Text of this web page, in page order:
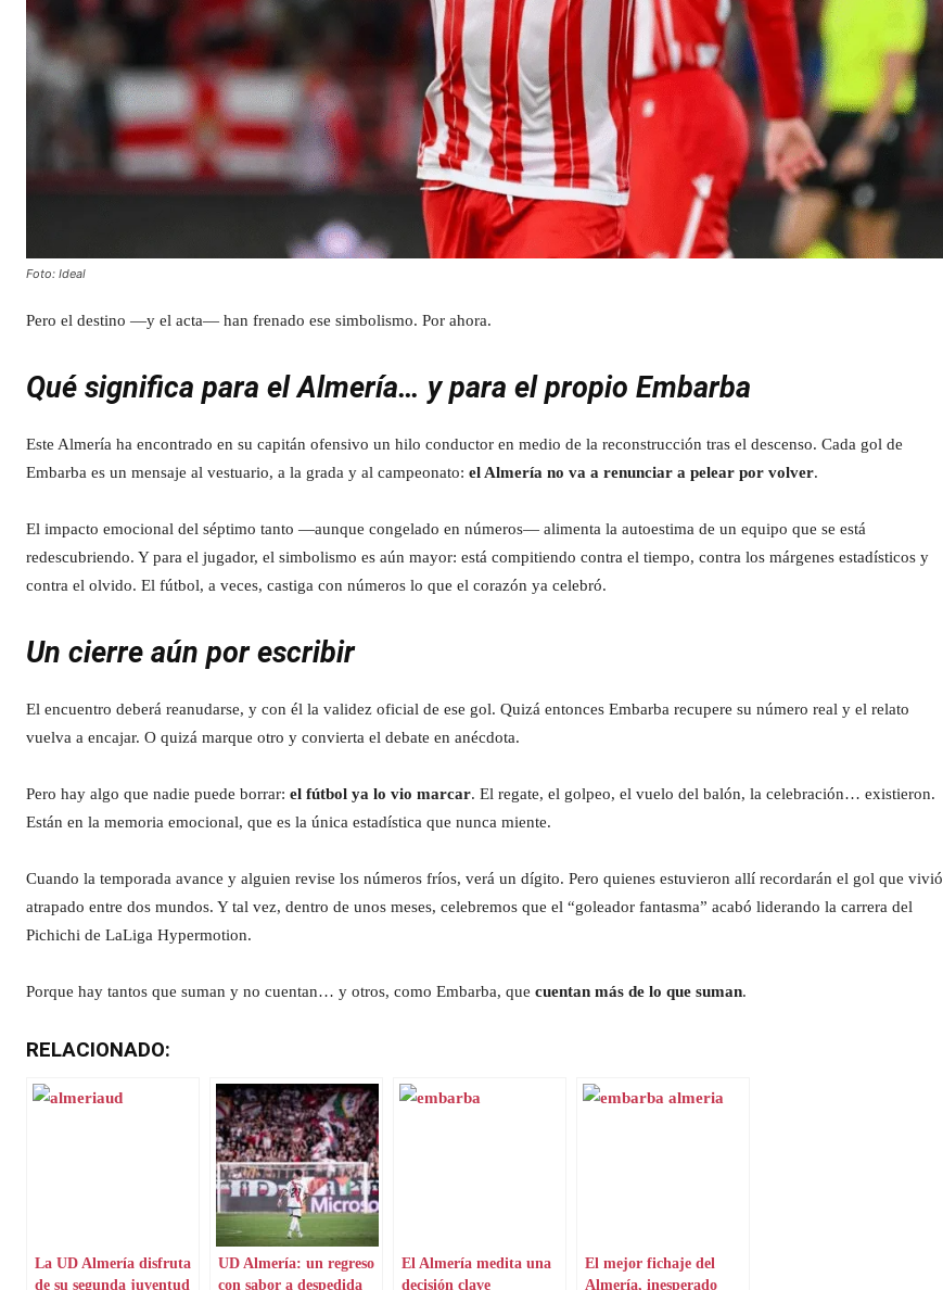
Foto: Ideal
Pero el destino —y el acta— han frenado ese simbolismo. Por ahora.
Qué significa para el Almería… y para el propio Embarba
Este Almería ha encontrado en su capitán ofensivo un hilo conductor en medio de la reconstrucción tras el descenso. Cada gol de
Embarba es un mensaje al vestuario, a la grada y al campeonato: el Almería no va a renunciar a pelear por volver.
El impacto emocional del séptimo tanto —aunque congelado en números— alimenta la autoestima de un equipo que se está
redescubriendo. Y para el jugador, el simbolismo es aún mayor: está compitiendo contra el tiempo, contra los márgenes estadísticos y
contra el olvido. El fútbol, a veces, castiga con números lo que el corazón ya celebró.
Un cierre aún por escribir
El encuentro deberá reanudarse, y con él la validez oficial de ese gol. Quizá entonces Embarba recupere su número real y el relato
vuelva a encajar. O quizá marque otro y convierta el debate en anécdota.
Pero hay algo que nadie puede borrar: el fútbol ya lo vio marcar. El regate, el golpeo, el vuelo del balón, la celebración… existieron.
Están en la memoria emocional, que es la única estadística que nunca miente.
Cuando la temporada avance y alguien revise los números fríos, verá un dígito. Pero quienes estuvieron allí recordarán el gol que vivió
atrapado entre dos mundos. Y tal vez, dentro de unos meses, celebremos que el “goleador fantasma” acabó liderando la carrera del
Pichichi de LaLiga Hypermotion.
Porque hay tantos que suman y no cuentan… y otros, como Embarba, que cuentan más de lo que suman.
RELACIONADO:
La UD Almería disfruta
de su segunda juventud
UD Almería: un regreso
con sabor a despedida
El Almería medita una
decisión clave
El mejor fichaje del
Almería, inesperado